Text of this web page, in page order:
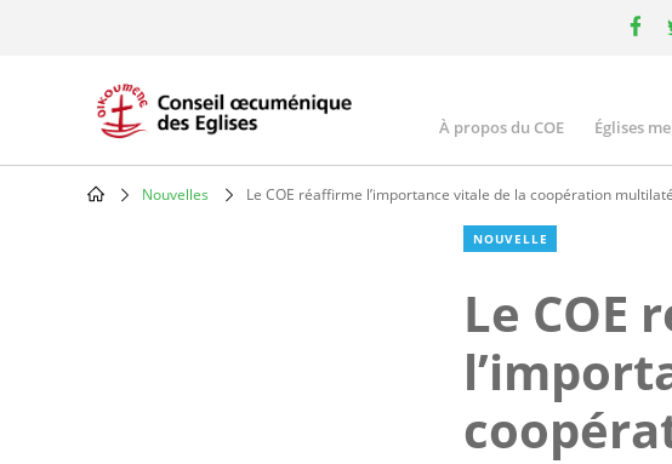
Main
navigation
À propos du COE Églises
Nouvelles Le COE réaffirme l’importance vitale de la coopération
NOUVELLE
Le COE